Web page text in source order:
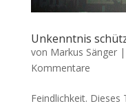
Unkenntnis
von Markus Sänger|
Kommentare
Feindlichkeit.